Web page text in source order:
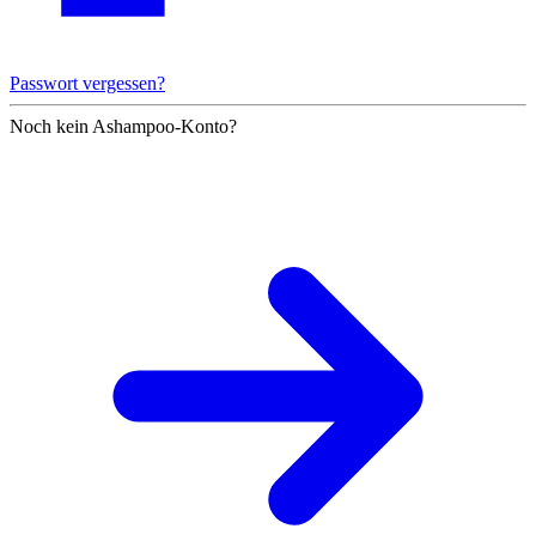
Passwort vergessen?
Noch kein Ashampoo-Konto?